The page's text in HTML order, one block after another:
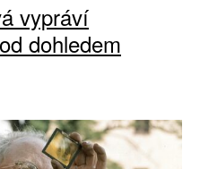
vypráví
dohledem